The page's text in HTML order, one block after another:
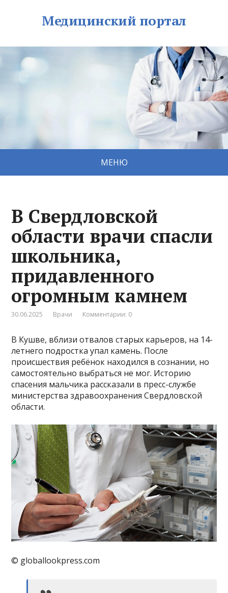
Медицинский портал
МЕНЮ
В Свердловской
области врачи спасли
школьника,
придавленного
огромным камнем
30.06.2025 Врачи Комментарии: 0
В Кушве, вблизи отвалов старых карьеров, на 14-
летнего подростка упал камень. После
происшествия ребёнок находился в сознании, но
самостоятельно выбраться не мог. Историю
спасения мальчика рассказали в пресс-службе
министерства здравоохранения Свердловской
области.
© globallookpress.com